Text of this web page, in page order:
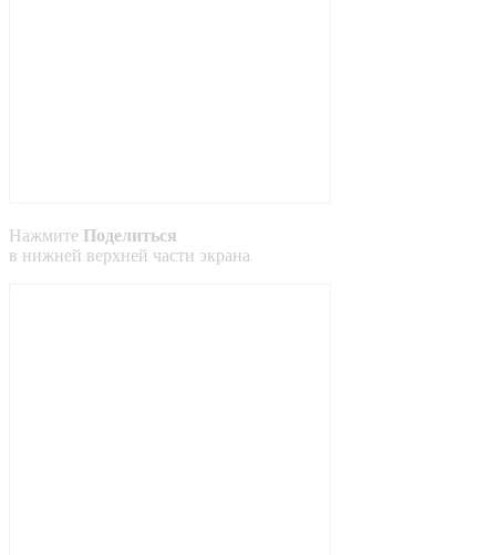
Нажмите Поделиться
в нижней верхней части экрана